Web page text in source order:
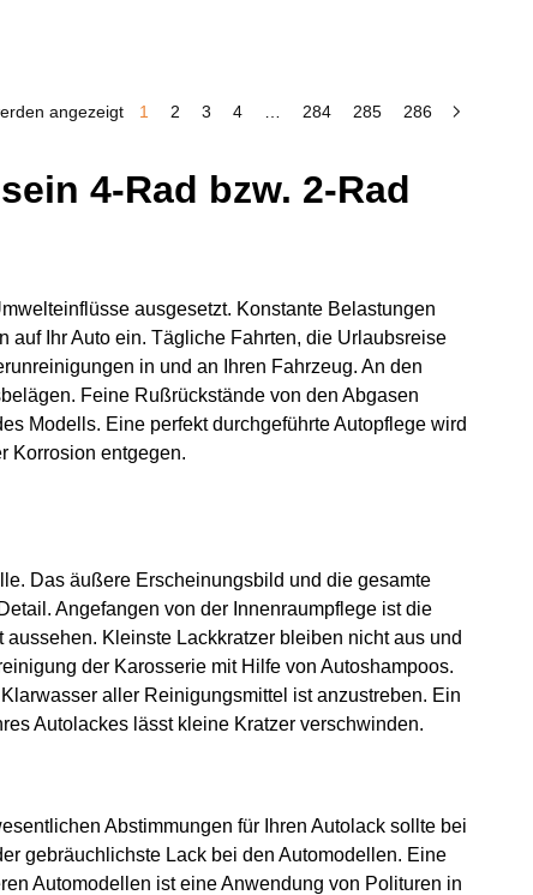
angezeigt 1 2 3 4 284 285 286
4-Rad bzw. 2-Rad
ausgesetzt. Konstante Belastungen
Ihr Auto ein. Tägliche Fahrten, die Urlaubsreise
in und an Ihren Fahrzeug. An den
Feine Rußrückstände von den Abgasen
Modells. Eine perfekt durchgeführte Autopflege wird
Korrosion entgegen.
Das äußere Erscheinungsbild und die gesamte
Angefangen von der Innenraumpflege ist die
Kleinste Lackkratzer bleiben nicht aus und
der Karosserie mit Hilfe von Autoshampoos.
aller Reinigungsmittel ist anzustreben. Ein
Autolackes lässt kleine Kratzer verschwinden.
Abstimmungen für Ihren Autolack sollte bei
gebräuchlichste Lack bei den Automodellen. Eine
Automodellen ist eine Anwendung von Polituren in